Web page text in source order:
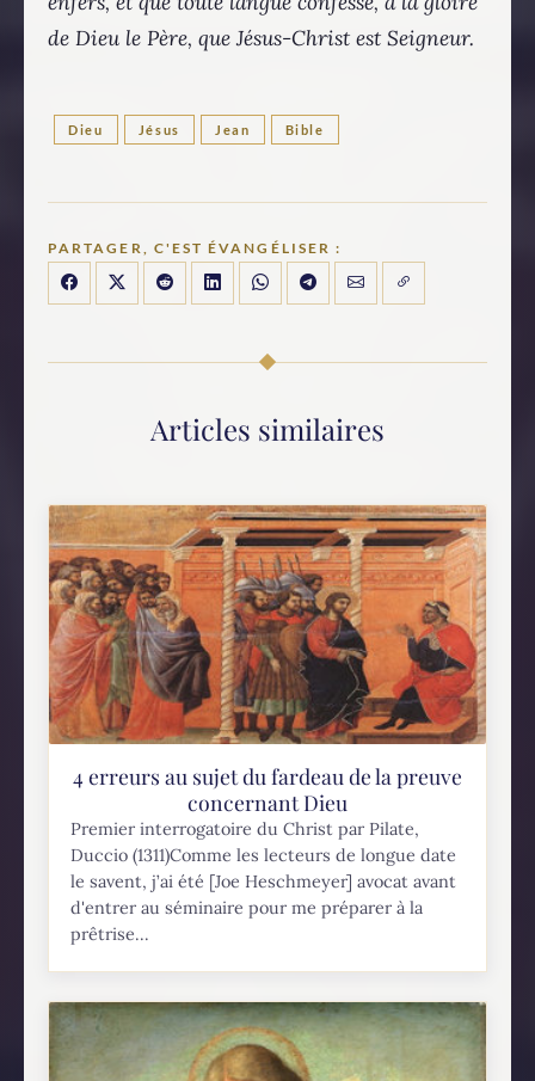
de Dieu le Père, que Jésus-Christ est Seigneur.
Dieu Jésus Jean Bible
PARTAGER, C'EST ÉVANGÉLISER :
Articles similaires
4 erreurs au sujet du fardeau de la preuve
concernant Dieu
Premier interrogatoire du Christ par Pilate,
Duccio (1311)Comme les lecteurs de longue date
le savent, j’ai été [Joe Heschmeyer] avocat avant
d'entrer au séminaire pour me préparer à la
prêtrise...